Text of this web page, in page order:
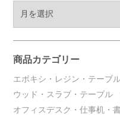
ブ
商品カテゴリー
エポキシ・レジン・テーブ
ウッド・スラブ・テーブル
オフィスデスク・仕事机・